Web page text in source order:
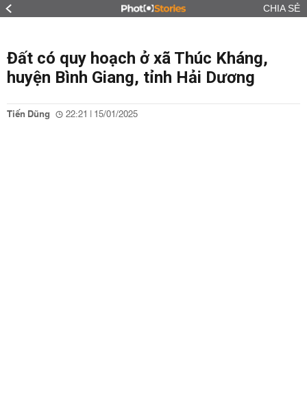
CHIA SẺ
Đất có quy hoạch ở xã Thúc Kháng,
huyện Bình Giang, tỉnh Hải Dương
Tiến Dũng 22:21 | 15/01/2025